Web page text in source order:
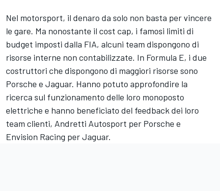
Nel motorsport, il denaro da solo non basta per vincere
le gare. Ma nonostante il cost cap, i famosi limiti di
budget imposti dalla FIA, alcuni team dispongono di
risorse interne non contabilizzate. In Formula E, i due
costruttori che dispongono di maggiori risorse sono
Porsche e Jaguar. Hanno potuto approfondire la
ricerca sul funzionamento delle loro monoposto
elettriche e hanno beneficiato del feedback dei loro
team clienti, Andretti Autosport per Porsche e
Envision Racing per Jaguar.